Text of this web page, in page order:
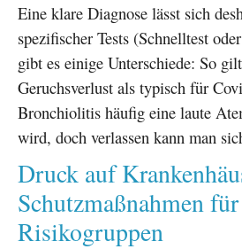
Eine klare Diagnose lässt sich
spezifischer Tests (Schnelltest
gibt es einige Unterschiede: So
Geruchsverlust als typisch für
Bronchiolitis häufig eine laute
wird, doch verlassen kann man
Druck auf
Schutzmaßnahmen für
Risikogruppen